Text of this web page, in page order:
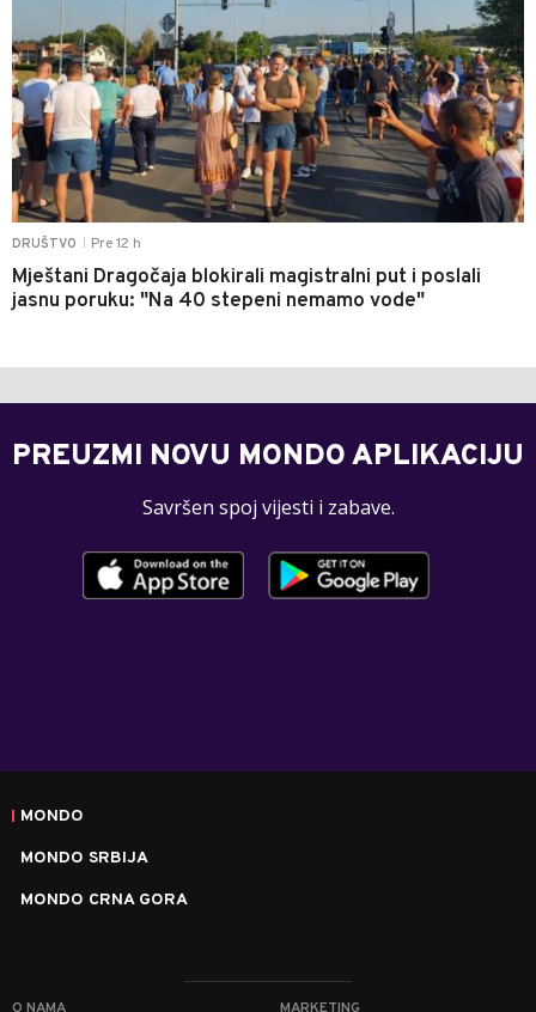
DRUŠTVO Pre 12 h
Mještani Dragočaja blokirali magistralni put i poslali
jasnu poruku: "Na 40 stepeni nemamo vode"
PREUZMI NOVU MONDO APLIKACIJU
Savršen spoj vijesti i zabave.
MONDO
MONDO SRBIJA
MONDO CRNA GORA
O NAMA MARKETING